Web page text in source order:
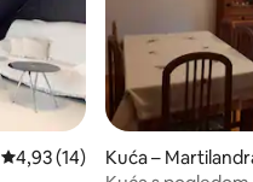
Prosječna ocjena: 4,93/5,
4,93 (14)
Kuća –